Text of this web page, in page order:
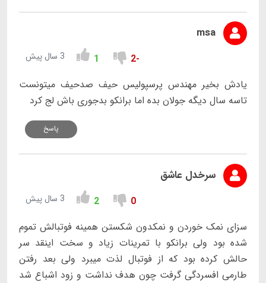
msa
-2
1 3 سال پیش
یادش بخیر مهندس پرسپولیس حیف صدحیف میتونست
تاسه سال دیگه جولان بده اما برانکو بدجوری باش لج کرد
پاسخ
سرخدل عاشق
0
2 3 سال پیش
سزای نمک خوردن و نمکدون شکستن همینه فوتبالش تموم
شده بود ولی برانکو با تمرینات زیاد و سخت اینقد سر
حالش کرده بود که از فوتبال لذت میبرد ولی بعد رفتن
طارمی افسردگی گرفت چون هدف نداشت و زود اشباع شد